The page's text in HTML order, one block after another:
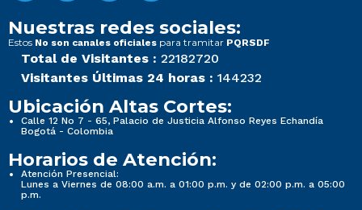
Nuestras redes sociales:
Estos No son canales oficiales para tramitar PQRSDF
Total de Visitantes : 22182720
Visitantes Últimas 24 horas : 144232
Ubicación Altas Cortes:
Calle 12 No 7 - 65, Palacio de Justicia Alfonso Reyes Echandía
Bogotá - Colombia
Horarios de Atención:
Atención Presencial:
Lunes a Viernes de 08:00 a.m. a 01:00 p.m. y de 02:00 p.m. a 05:00
p.m.